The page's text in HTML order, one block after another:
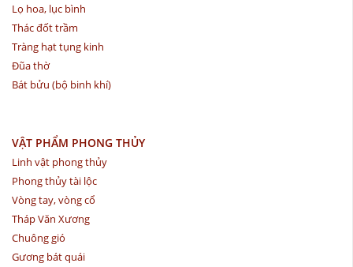
Lọ hoa, lục bình
Thác đốt trầm
Tràng hạt tụng kinh
Đũa thờ
Bát bửu (bộ binh khí)
VẬT PHẨM PHONG THỦY
Linh vật phong thủy
Phong thủy tài lộc
Vòng tay, vòng cổ
Tháp Văn Xương
Chuông gió
Gương bát quái